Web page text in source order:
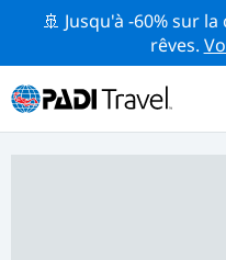
🚢 Jusqu'à -60% sur
rêves.